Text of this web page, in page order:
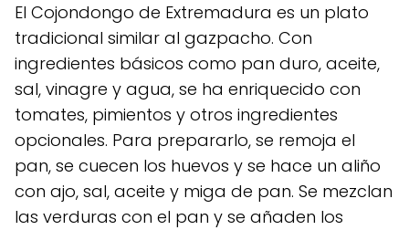
El Cojondongo de Extremadura es un plato
tradicional similar al gazpacho. Con
ingredientes básicos como pan duro, aceite,
sal, vinagre y agua, se ha enriquecido con
tomates, pimientos y otros ingredientes
opcionales. Para prepararlo, se remoja el
pan, se cuecen los huevos y se hace un aliño
con ajo, sal, aceite y miga de pan. Se mezclan
las verduras con el pan y se añaden los